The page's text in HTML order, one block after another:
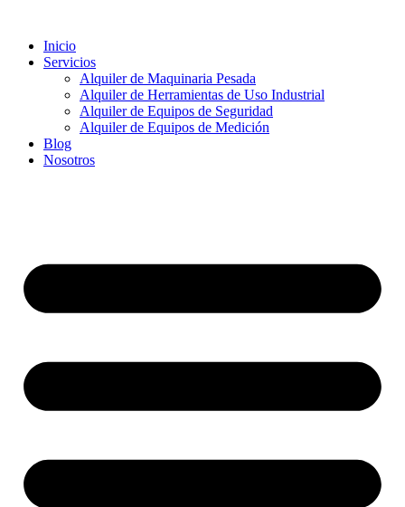
contenido
Inicio
Servicios
Alquiler de Maquinaria Pesada
Alquiler de Herramientas de Uso Industrial
Alquiler de Equipos de Seguridad
Alquiler de Equipos de Medición
Blog
Nosotros